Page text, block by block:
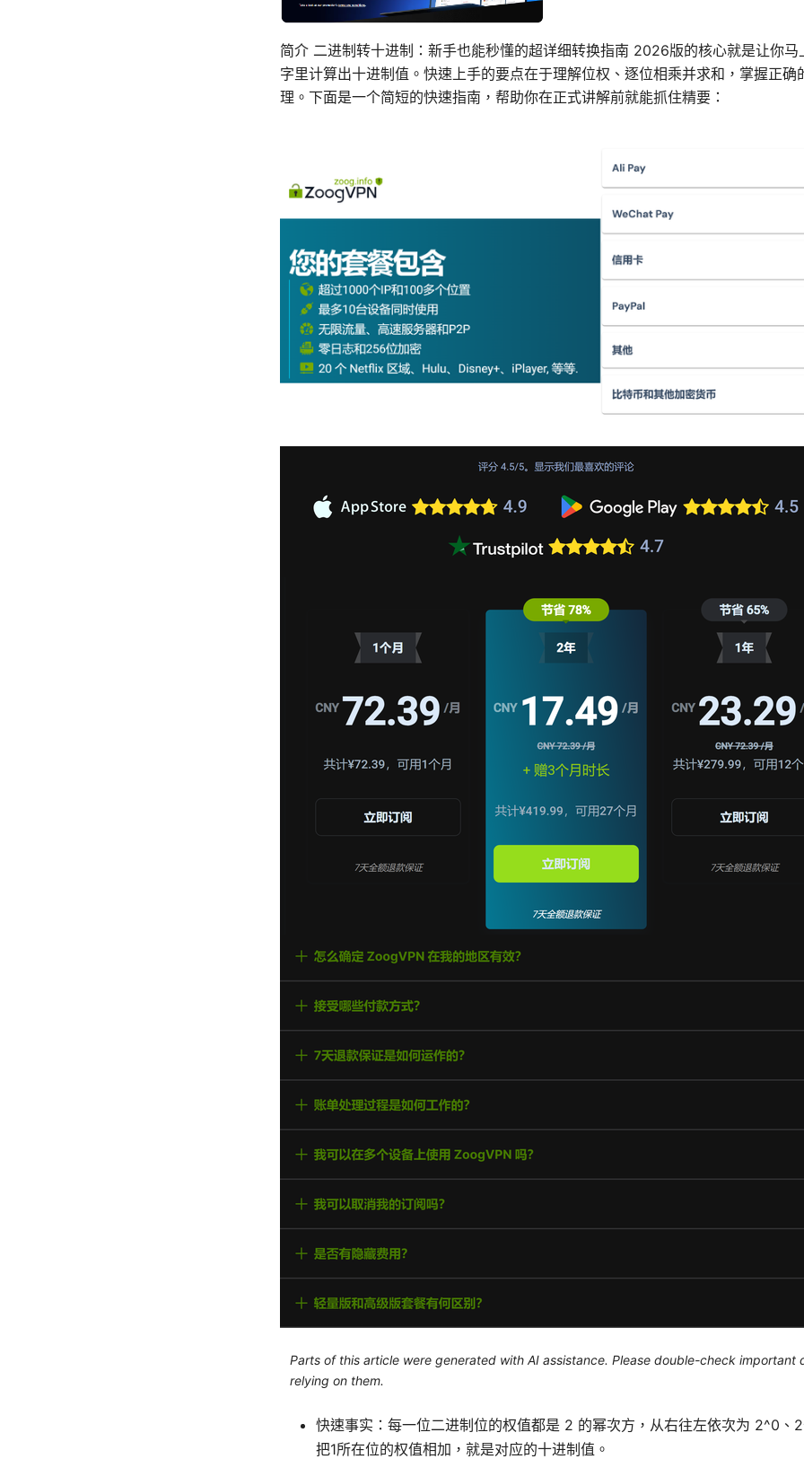
简介 二进制转十进制：新手也能秒懂的超详细转换指南 2026版的核心就是让你马
字里计算出十进制值。快速上手的要点在于理解位权、逐位相乘并求和，掌握正确
理。下面是一个简短的快速指南，帮助你在正式讲解前就能抓住精要：
Parts of this article were generated with AI assistance. Please double-check important
relying on them.
快速事实：每一位二进制位的权值都是 2 的幂次方，从右往左依次为 2^0
把1所在位的权值相加，就是对应的十进制值。